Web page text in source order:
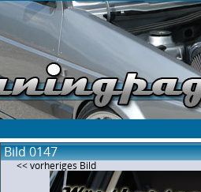
Bild 0147
<< vorheriges Bild